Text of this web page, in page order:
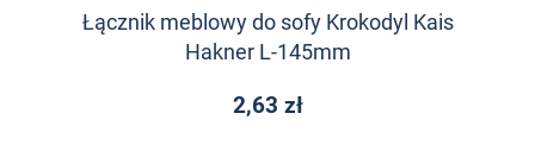
Łącznik meblowy do sofy Krokodyl Kais
Hakner L-145mm
2,63 zł